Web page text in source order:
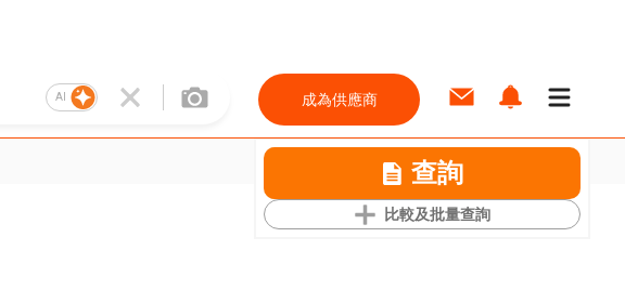
AI 成為供應商
查詢
比較及批量查詢